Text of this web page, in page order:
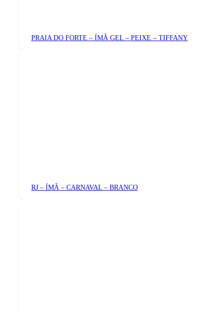
PRAIA DO FORTE – ÍMÃ GEL – PEIXE – TIFFANY
RJ – ÍMÃ – CARNAVAL – BRANCO